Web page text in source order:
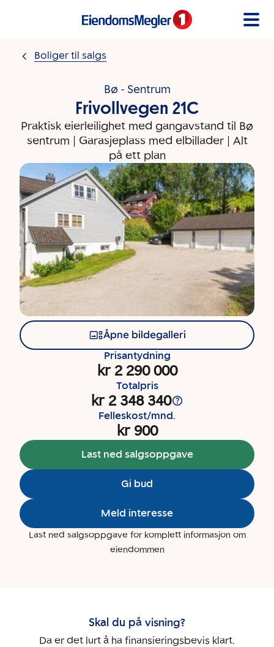
Boliger til salgs
Bø - Sentrum
Frivollvegen 21C
Praktisk eierleilighet med gangavstand til Bø
sentrum | Garasjeplass med elbillader | Alt
på ett plan
Åpne bildegalleri
Prisantydning
kr 2 290 000
Totalpris
kr 2 348 340
Felleskost/mnd.
kr 900
Last ned salgsoppgave
Gi bud
Meld interesse
Last ned salgsoppgave for komplett informasjon om
eiendommen
Skal du på visning?
Da er det lurt å ha finansieringsbevis klart.